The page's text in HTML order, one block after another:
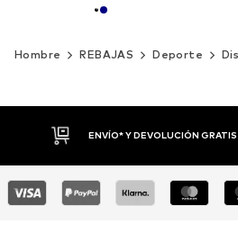
Hombre REBAJAS Deporte
ENVÍO* Y DEVOLUCIÓN GRATIS